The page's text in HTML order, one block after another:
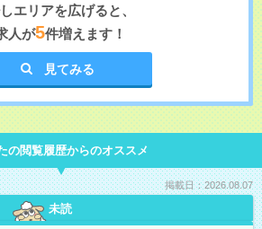
エリアを広げると、
人が5件増えます！
見てみる
の閲覧履歴からのオススメ
掲載日：2026.08.07
未読